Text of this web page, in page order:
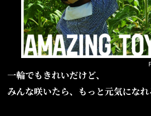
一輪でもきれいだけど、
みんな咲いたら、もっと元気になれ